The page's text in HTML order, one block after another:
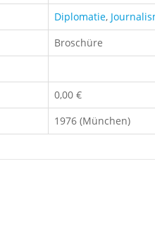
Diplomatie,
Broschüre
0,00 €
1976 (München)